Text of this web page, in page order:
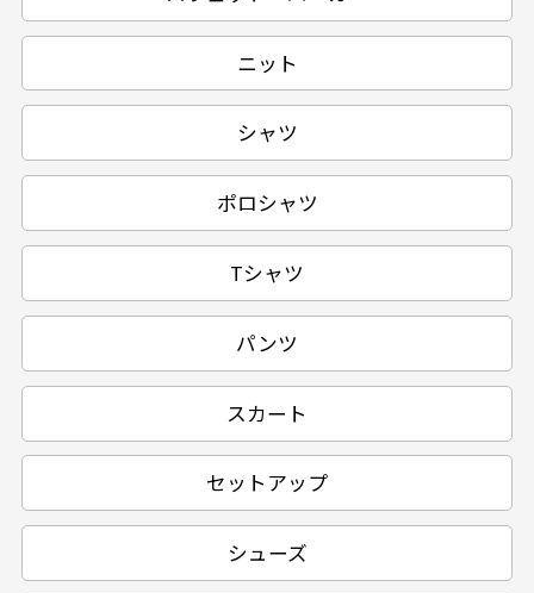
ニット
シャツ
ポロシャツ
Tシャツ
パンツ
スカート
セットアップ
シューズ